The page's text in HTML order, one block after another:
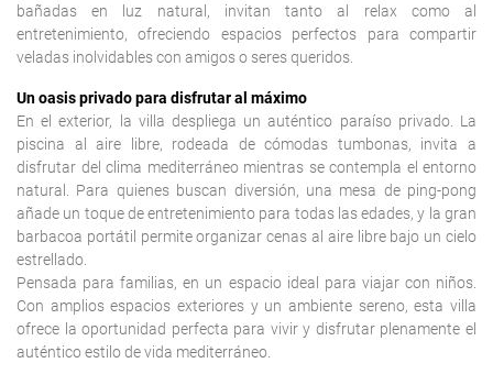
bañadas en luz natural, invitan tanto al relax como al
entretenimiento, ofreciendo espacios perfectos para compartir
veladas inolvidables con amigos o seres queridos.
Un oasis privado para disfrutar al máximo
En el exterior, la villa despliega un auténtico paraíso privado. La
piscina al aire libre, rodeada de cómodas tumbonas, invita a
disfrutar del clima mediterráneo mientras se contempla el entorno
natural. Para quienes buscan diversión, una mesa de ping-pong
añade un toque de entretenimiento para todas las edades, y la gran
barbacoa portátil permite organizar cenas al aire libre bajo un cielo
estrellado.
Pensada para familias, en un espacio ideal para viajar con niños.
Con amplios espacios exteriores y un ambiente sereno, esta villa
ofrece la oportunidad perfecta para vivir y disfrutar plenamente el
auténtico estilo de vida mediterráneo.